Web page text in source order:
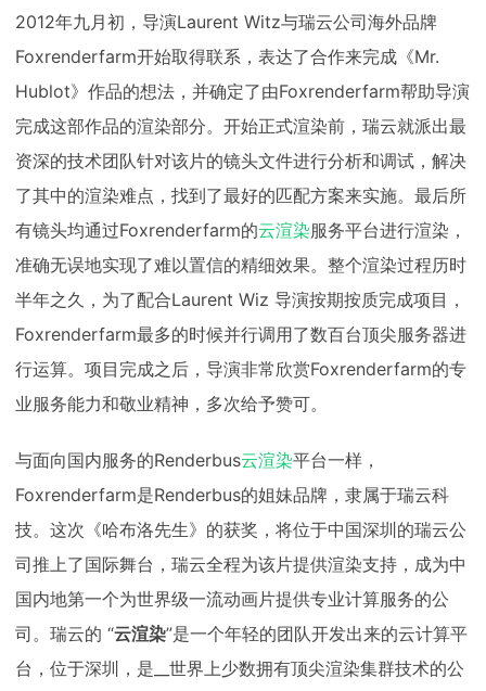
2012年九月初，导演Laurent Witz与瑞云公司海外品牌
Foxrenderfarm开始取得联系，表达了合作来完成《Mr.
Hublot》作品的想法，并确定了由Foxrenderfarm帮助导演
完成这部作品的渲染部分。开始正式渲染前，瑞云就派出最
资深的技术团队针对该片的镜头文件进行分析和调试，解决
了其中的渲染难点，找到了最好的匹配方案来实施。最后所
有镜头均通过Foxrenderfarm的云渲染服务平台进行渲染，
准确无误地实现了难以置信的精细效果。整个渲染过程历时
半年之久，为了配合Laurent Wiz 导演按期按质完成项目，
Foxrenderfarm最多的时候并行调用了数百台顶尖服务器进
行运算。项目完成之后，导演非常欣赏Foxrenderfarm的专
业服务能力和敬业精神，多次给予赞可。
与面向国内服务的Renderbus云渲染平台一样，
Foxrenderfarm是Renderbus的姐妹品牌，隶属于瑞云科
技。这次《哈布洛先生》的获奖，将位于中国深圳的瑞云公
司推上了国际舞台，瑞云全程为该片提供渲染支持，成为中
国内地第一个为世界级一流动画片提供专业计算服务的公
司。瑞云的 “云渲染”是一个年轻的团队开发出来的云计算平
台，位于深圳，是__世界上少数拥有顶尖渲染集群技术的公